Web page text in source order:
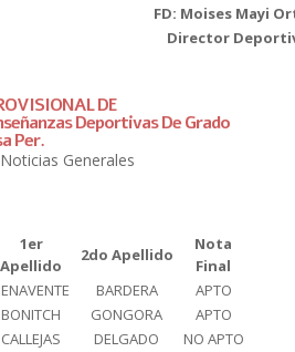
FD: Moises Mayi
Director
DE
Deportivas De Grado
Per.
Noticias Generales
1er
Apellido
2do Apellido
Nota
Final
BARDERA
APTO
BONITCH GONGORA
APTO
CALLEJAS DELGADO
NO APTO